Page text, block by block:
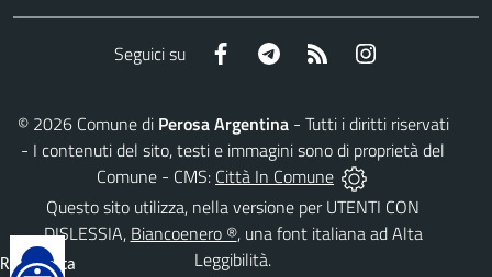
Seguici su Facebook Telegram RSS
© 2026Comune di Perosa Argentina- Tutti i diritti riservati
- I contenuti del sito, testi e immagini sono di proprietà del
Comune - CMS: Città In Comune
Questo sito utilizza, nella versione per UTENTI CON
DISLESSIA, Biancoenero ®, una font italiana ad Alta
Leggibilità.
Reimposta